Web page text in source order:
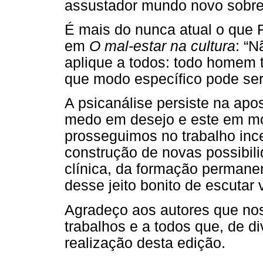
assustador mundo novo
É mais do nunca atual o que
em O mal-estar na cultura:
aplique a todos: todo
que modo específico pode
A psicanálise persiste na
medo em desejo e este em
prosseguimos no trabalho
construção de novas
clínica, da formação
desse jeito bonito de escutar
Agradeço aos autores que
trabalhos e a todos que, de
realização desta edição.